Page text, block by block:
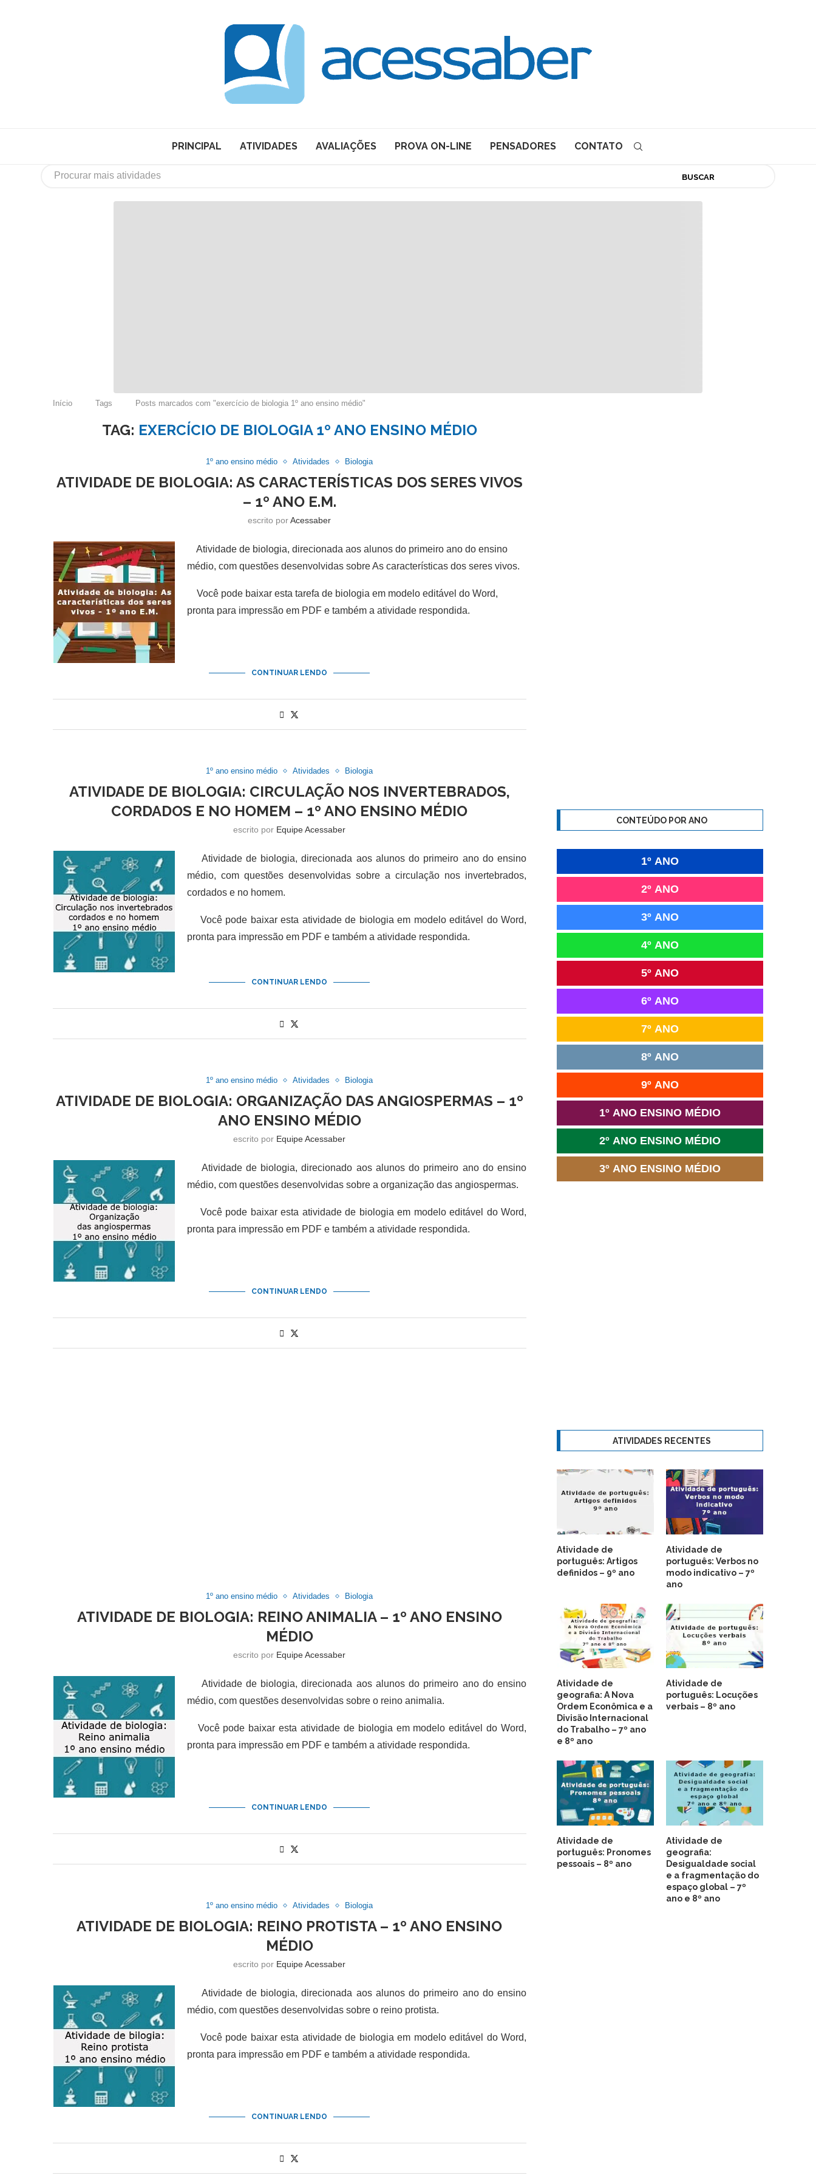
PRINCIPAL ATIVIDADES AVALIAÇÕES PROVA ON-LINE PENSADORES CONTATO
BUSCAR
Início Tags Posts marcados com "exercício de biologia 1º ano ensino médio"
TAG: EXERCÍCIO DE BIOLOGIA 1º ANO ENSINO MÉDIO
1º ano ensino médio Atividades Biologia
ATIVIDADE DE BIOLOGIA: AS CARACTERÍSTICAS DOS SERES VIVOS
– 1º ANO E.M.
escrito porAcessaber
Atividade de biologia, direcionada aos alunos do primeiro ano do ensino
médio, com questões desenvolvidas sobre As características dos seres vivos.
Você pode baixar esta tarefa de biologia em modelo editável do Word,
pronta para impressão em PDF e também a atividade respondida.
CONTINUAR LENDO
1º ano ensino médio Atividades Biologia
ATIVIDADE DE BIOLOGIA: CIRCULAÇÃO NOS INVERTEBRADOS,
CORDADOS E NO HOMEM – 1º ANO ENSINO MÉDIO
escrito por Equipe Acessaber
Atividade de biologia, direcionada aos alunos do primeiro ano do ensino
médio, com questões desenvolvidas sobre a circulação nos invertebrados,
cordados e no homem.
Você pode baixar esta atividade de biologia em modelo editável do Word,
pronta para impressão em PDF e também a atividade respondida.
CONTINUAR LENDO
1º ano ensino médio Atividades Biologia
ATIVIDADE DE BIOLOGIA: ORGANIZAÇÃO DAS ANGIOSPERMAS – 1º
ANO ENSINO MÉDIO
escrito por Equipe Acessaber
Atividade de biologia, direcionado aos alunos do primeiro ano do ensino
médio, com questões desenvolvidas sobre a organização das angiospermas.
Você pode baixar esta atividade de biologia em modelo editável do Word,
pronta para impressão em PDF e também a atividade respondida.
CONTINUAR LENDO
1º ano ensino médio Atividades Biologia
ATIVIDADE DE BIOLOGIA: REINO ANIMALIA – 1º ANO ENSINO
MÉDIO
escrito por Equipe Acessaber
Atividade de biologia, direcionada aos alunos do primeiro ano do ensino
médio, com questões desenvolvidas sobre o reino animalia.
Você pode baixar esta atividade de biologia em modelo editável do Word,
pronta para impressão em PDF e também a atividade respondida.
CONTINUAR LENDO
1º ano ensino médio Atividades Biologia
ATIVIDADE DE BIOLOGIA: REINO PROTISTA – 1º ANO ENSINO
MÉDIO
escrito por Equipe Acessaber
Atividade de biologia, direcionada aos alunos do primeiro ano do ensino
médio, com questões desenvolvidas sobre o reino protista.
Você pode baixar esta atividade de biologia em modelo editável do Word,
pronta para impressão em PDF e também a atividade respondida.
CONTINUAR LENDO
CONTEÚDO POR ANO
1º ANO
2º ANO
3º ANO
4º ANO
5º ANO
6º ANO
7º ANO
8º ANO
9º ANO
1º ANO ENSINO MÉDIO
2º ANO ENSINO MÉDIO
3º ANO ENSINO MÉDIO
ATIVIDADES RECENTES
Atividade de
português: Artigos
definidos – 9º ano
Atividade de
português: Verbos no
modo indicativo – 7º
ano
Atividade de
geografia: A Nova
Ordem Econômica e a
Divisão Internacional
do Trabalho – 7º ano
e 8º ano
Atividade de
português: Locuções
verbais – 8º ano
Atividade de
português: Pronomes
pessoais – 8º ano
Atividade de
geografia:
Desigualdade social
e a fragmentação do
espaço global – 7º
ano e 8º ano